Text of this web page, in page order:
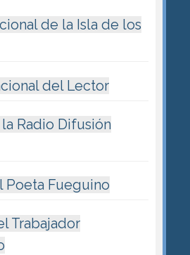
de la Isla de los
del Lector
Radio Difusión
Poeta Fueguino
Trabajador